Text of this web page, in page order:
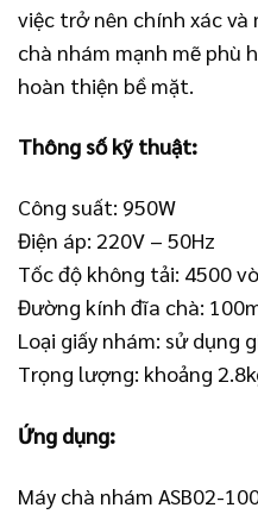
việc trở nên chính xác và
chà nhám mạnh mẽ phù
hoàn thiện bề mặt.
Thông số kỹ thuật:
Công suất: 950W
Điện áp: 220V – 50Hz
Tốc độ không tải: 4500
Đường kính đĩa chà:
Loại giấy nhám: sử dụng
Trọng lượng: khoảng
Ứng dụng:
Máy chà nhám ASB02-